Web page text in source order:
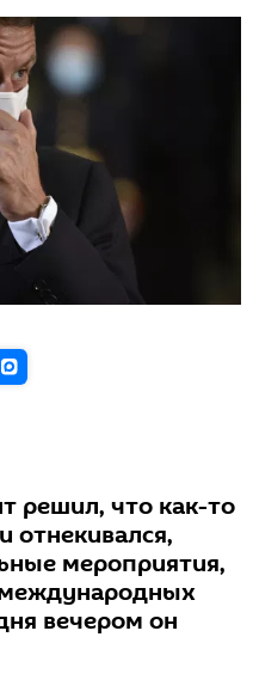
решил, что как-то
отнекивался,
мероприятия,
вечером он